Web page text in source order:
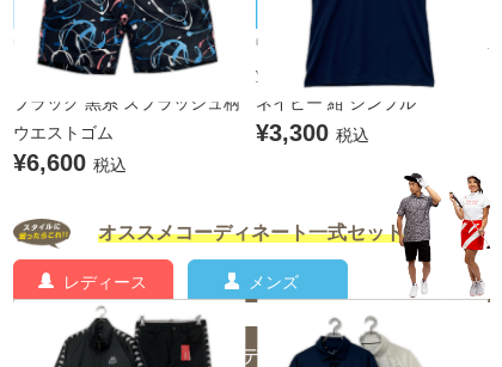
BEAMS GOLF/ビームスゴルフ
中古 メンズ ビームスゴルフ B
EAMSGOLF ハーフパンツ S
ブラック 黒系 スプラッシュ柄
ウエストゴム
¥6,600 税込
TaylorMade/テーラーメイド
中古 メンズ テーラーメイド Ta
ylor Made 半袖ポロシャツ S
ネイビー 紺 シンプル
¥3,300 税込
オススメコーディネート一式セット
レディース メンズ
メンズのコーディネート一覧